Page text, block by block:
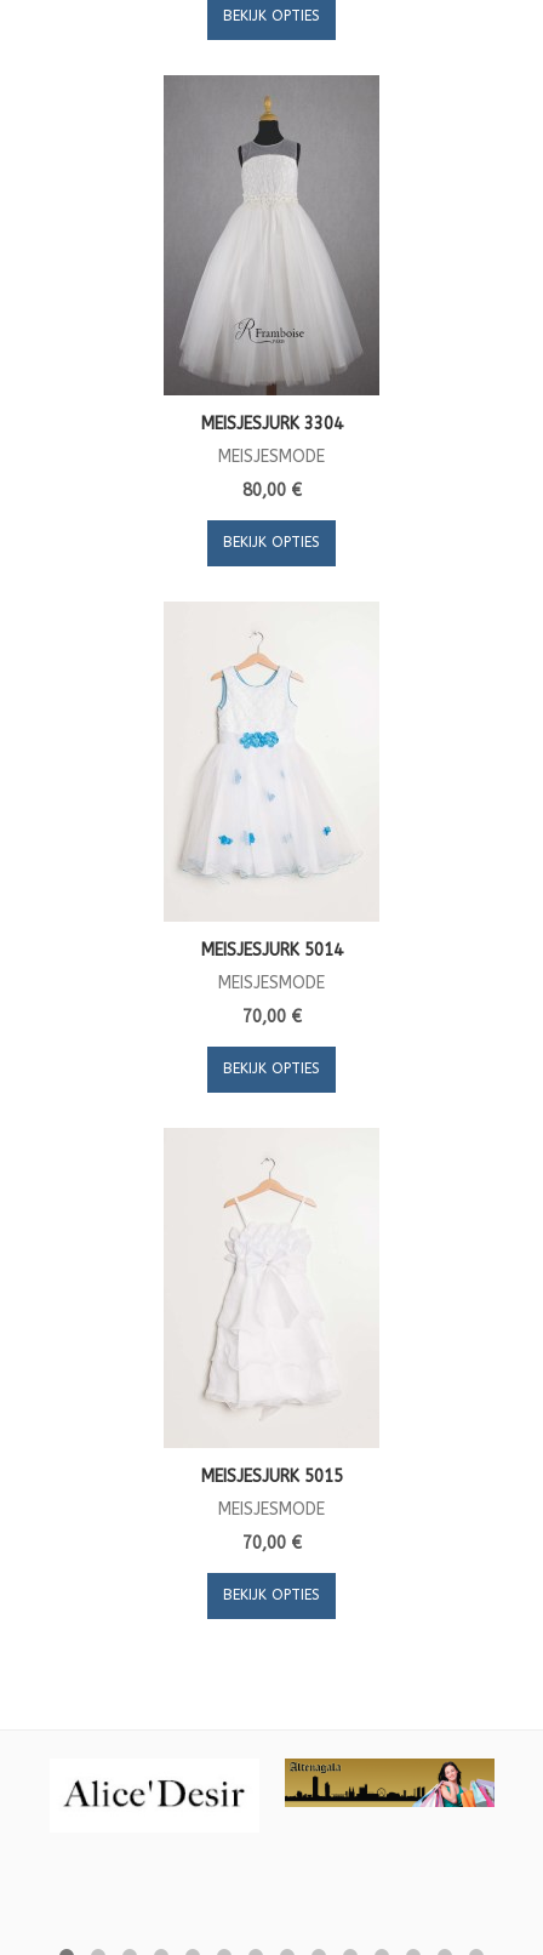
BEKIJK OPTIES
MEISJESJURK 3304
MEISJESMODE
80,00 €
BEKIJK OPTIES
MEISJESJURK 5014
MEISJESMODE
70,00 €
BEKIJK OPTIES
MEISJESJURK 5015
MEISJESMODE
70,00 €
BEKIJK OPTIES